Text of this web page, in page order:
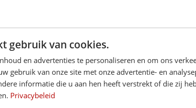
op hun
kosten en de
gebruik van cookies.
en advertenties te personaliseren en om ons
gebruik van onze site met onze advertentie- en
informatie die u aan hen heeft verstrekt of die zij
Privacybeleid